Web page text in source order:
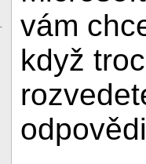
vám
když